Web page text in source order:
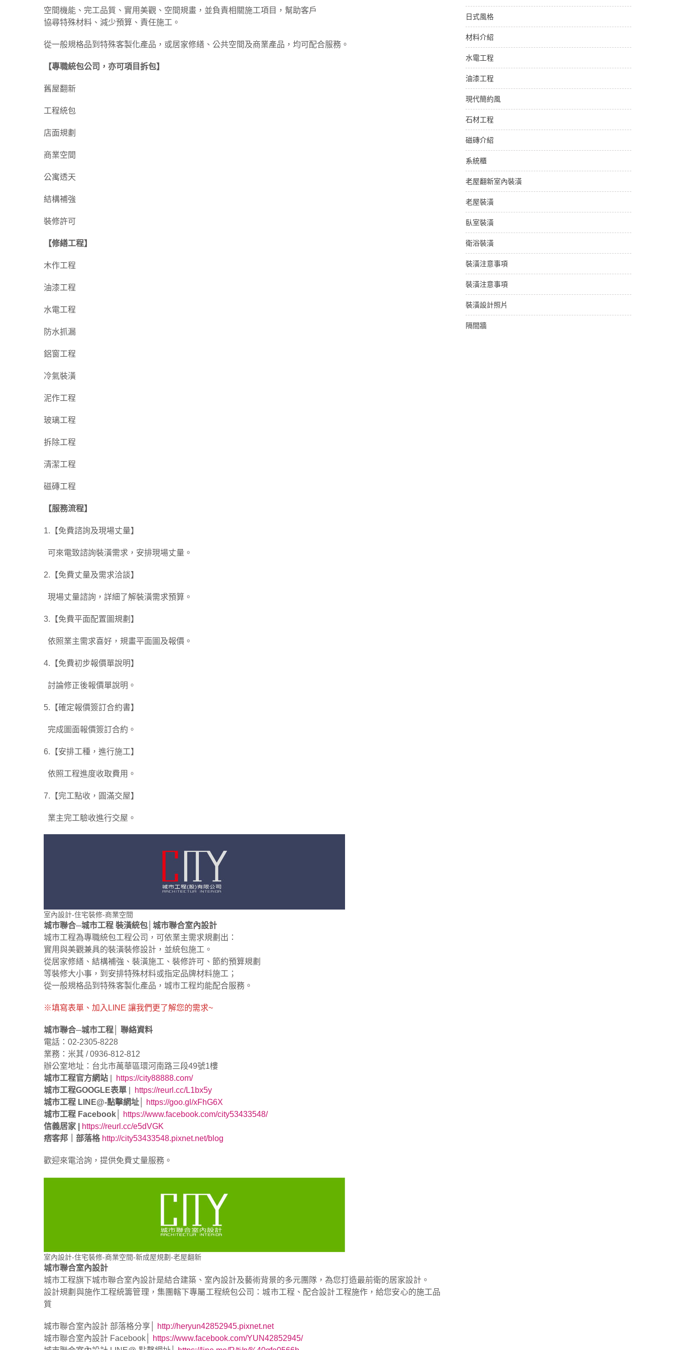
空間機能、完工品質、實用美觀、空間規畫，並負責相關施工項目，幫助客戶
協尋特殊材料、減少預算、責任施工。
從一般規格品到特殊客製化產品，或居家修繕、公共空間及商業產品，均可配合服務。
【專職統包公司，亦可項目拆包】
舊屋翻新
工程統包
店面規劃
商業空間
公寓透天
結構補強
裝修許可
【修繕工程】
木作工程
油漆工程
水電工程
防水抓漏
鋁窗工程
冷氣裝潢
泥作工程
玻璃工程
拆除工程
清潔工程
磁磚工程
【服務流程】
1.【免費諮詢及現場丈量】
可來電致諮詢裝潢需求，安排現場丈量。
2.【免費丈量及需求洽談】
現場丈量諮詢，詳細了解裝潢需求預算。
3.【免費平面配置圖規劃】
依照業主需求喜好，規畫平面圖及報價。
4.【免費初步報價單說明】
討論修正後報價單說明。
5.【確定報價簽訂合約書】
完成圖面報價簽訂合約。
6.【安排工種，進行施工】
依照工程進度收取費用。
7.【完工點收，圓滿交屋】
業主完工驗收進行交屋。
室內設計-住宅裝修-商業空間
城市聯合─城市工程 裝潢統包│城市聯合室內設計
城市工程為專職統包工程公司，可依業主需求規劃出：
實用與美觀兼具的裝潢裝修設計，並統包施工。
從居家修繕、結構補強、裝潢施工、裝修許可、節約預算規劃
等裝修大小事，到安排特殊材料或指定品牌材料施工；
從一般規格品到特殊客製化產品，城市工程均能配合服務。
※填寫表單、加入LINE 讓我們更了解您的需求~
城市聯合─城市工程│ 聯絡資料
電話：02-2305-8228
業務：米其 / 0936-812-812
辦公室地址：台北市萬華區環河南路三段49號1樓
城市工程官方網站
https://city88888.com/​​​​​​​
城市工程GOOGLE表單
https://reurl.cc/L1bx5y
城市工程 LINE@-點擊網址│
https://goo.gl/xFhG6X
城市工程 Facebook│
https://www.facebook.com/city53433548/
信義居家 |
https://reurl.cc/e5dVGK
痞客邦｜部落格 http://city53433548.pixnet.net/blog
歡迎來電洽詢，提供免費丈量服務。
室內設計-住宅裝修-商業空間-新成屋規劃-老屋翻新
城市聯合室內設計
城市工程旗下城市聯合室內設計是結合建築、室內設計及藝術背景的多元團隊，為您打造最前衛的居家設計。
設計規劃與施作工程統籌管理，集團轄下專屬工程統包公司：城市工程、配合設計工程施作，給您安心的施工品
質
城市聯合室內設計 部落格分享│
http://heryun42852945.pixnet.net
城市聯合室內設計 Facebook│
https://www.facebook.com/YUN42852945/
日式風格
材料介紹
水電工程
油漆工程
現代簡約風
石材工程
磁磚介紹
系統櫃
老屋翻新室內裝潢
老屋裝潢
臥室裝潢
衛浴裝潢
裝潢注意事項
裝潢注意事項
裝潢設計照片
隔間牆